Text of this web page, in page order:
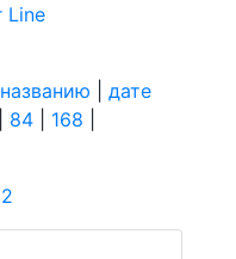
названию
дате
84 168
2